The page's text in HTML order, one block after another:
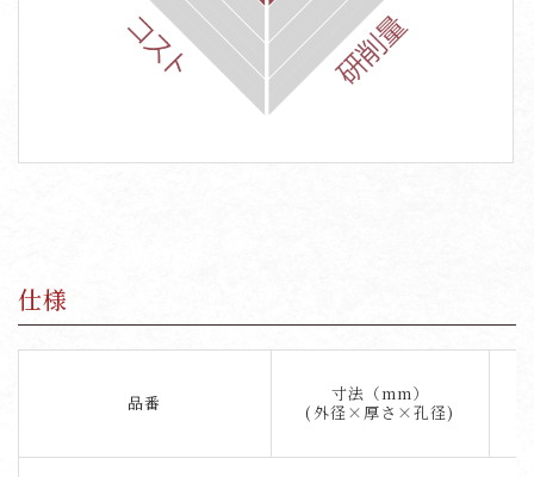
仕様
品番
寸法（mm）
(外径×厚さ×孔径)